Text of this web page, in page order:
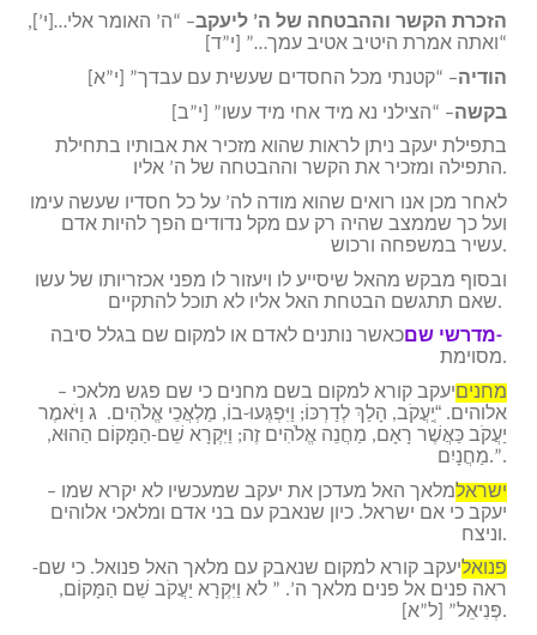
הזכרת הקשר וההבטחה של ה’ ליעקב– “ה’ האומר אלי…[י’],
“ואתה אמרת היטיב אטיב עמך…” [י”ד]
הודיה– “קטנתי מכל החסדים שעשית עם עבדך” [י”א]
בקשה– “הצילני נא מיד אחי מיד עשו” [י”ב]
בתפילת יעקב ניתן לראות שהוא מזכיר את אבותיו בתחילת
התפילה ומזכיר את הקשר וההבטחה של ה’ אליו.
לאחר מכן אנו רואים שהוא מודה לה’ על כל חסדיו שעשה עימו
ועל כך שממצב שהיה רק עם מקל נדודים הפך להיות אדם
עשיר במשפחה ורכוש.
ובסוף מבקש מהאל שיסייע לו ויעזור לו מפני אכזריותו של עשו
שאם תתגשם הבטחת האל אליו לא תוכל להתקיים.
מדרשי שם-
כאשר נותנים לאדם או למקום שם בגלל סיבה
מסוימת.
מחנים
– יעקב קורא למקום בשם מחנים כי שם פגש מלאכי
אלוהים. “ְיַעֲקֹב, הָלַךְ לְדַרְכּוֹ; וַיִּפְגְּעוּ-בוֹ, מַלְאֲכֵי אֱלֹהִים. ג וַיֹּאמֶר
יַעֲקֹב כַּאֲשֶׁר רָאָם, מַחֲנֵה אֱלֹהִים זֶה; וַיִּקְרָא שֵׁם-הַמָּקוֹם הַהוּא,
מַחֲנָיִם.”.
ישראל
– מלאך האל מעדכן את יעקב שמעכשיו לא יקרא שמו
יעקב כי אם ישראל. כיון שנאבק עם בני אדם ומלאכי אלוהים
וניצח.
פנואל
-יעקב קורא למקום שנאבק עם מלאך האל פנואל. כי שם
ראה פנים אל פנים מלאך ה’. ” לא וַיִּקְרָא יַעֲקֹב שֵׁם הַמָּקוֹם,
פְּנִיאֵל” [ל”א].